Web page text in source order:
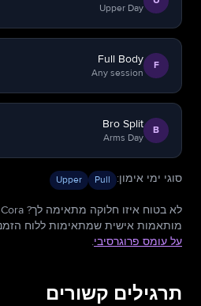
Upper Day
F
Full Body
Any session
B
Bro Split
Arms Day
סוגי ימי אימון:
Pull
Upper
מותאמות אישית שמתאימות ללוח
על עומס פרוגרסיבי.
תרגילים קשורים